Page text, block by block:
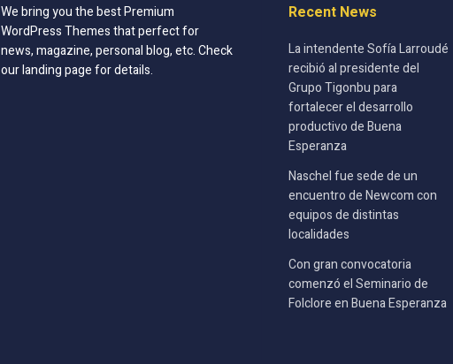
We bring you the best Premium
WordPress Themes that perfect for
news, magazine, personal blog, etc. Check
our landing page for details.
Recent News
La intendente Sofía Larroudé
recibió al presidente del
Grupo Tigonbu para
fortalecer el desarrollo
productivo de Buena
Esperanza
Naschel fue sede de un
encuentro de Newcom con
equipos de distintas
localidades
Con gran convocatoria
comenzó el Seminario de
Folclore en Buena Esperanza